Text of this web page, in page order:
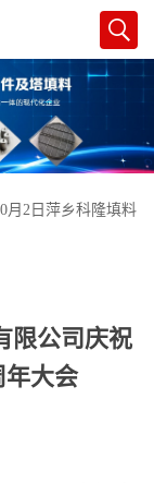
月2日萍乡科隆填料
限公司庆祝
年大会